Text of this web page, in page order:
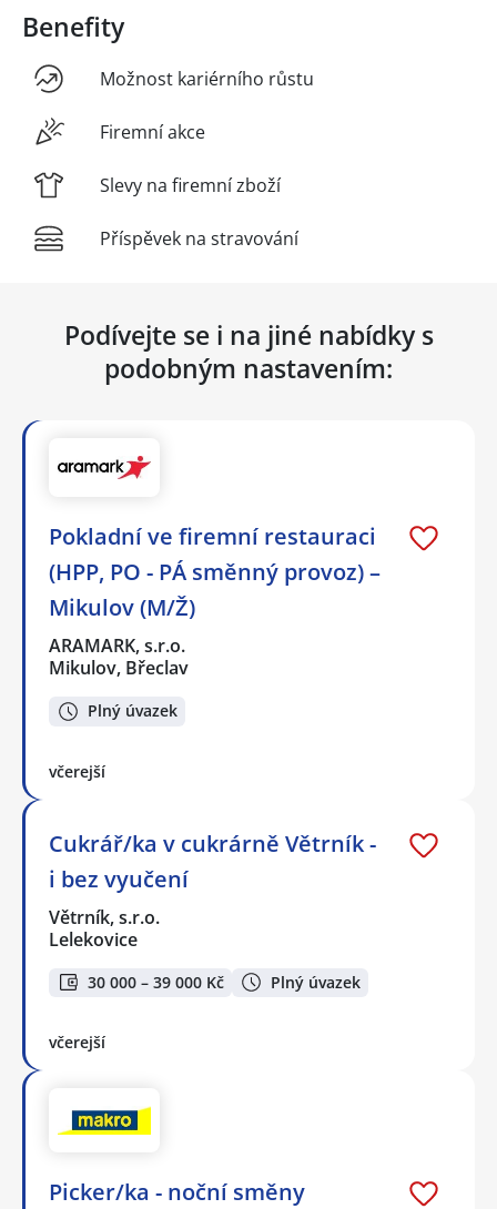
Benefity
Možnost kariérního růstu
Firemní akce
Slevy na firemní zboží
Příspěvek na stravování
Podívejte se i na jiné nabídky s
podobným nastavením:
Pokladní ve firemní restauraci
(HPP, PO - PÁ směnný provoz) –
Mikulov (M/Ž)
ARAMARK, s.r.o.
Mikulov, Břeclav
Plný úvazek
včerejší
Cukrář/ka v cukrárně Větrník -
i bez vyučení
Větrník, s.r.o.
Lelekovice
30 000 – 39 000 Kč Plný úvazek
včerejší
Picker/ka - noční směny